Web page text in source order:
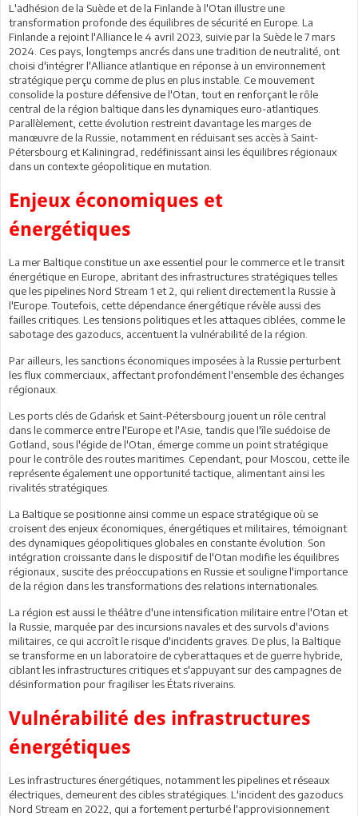
L'adhésion de la Suède et de la Finlande à l'Otan illustre une
transformation profonde des équilibres de sécurité en Europe. La
Finlande a rejoint l'Alliance le 4 avril 2023, suivie par la Suède le 7 mars
2024. Ces pays, longtemps ancrés dans une tradition de neutralité, ont
choisi d'intégrer l'Alliance atlantique en réponse à un environnement
stratégique perçu comme de plus en plus instable. Ce mouvement
consolide la posture défensive de l'Otan, tout en renforçant le rôle
central de la région baltique dans les dynamiques euro-atlantiques.
Parallèlement, cette évolution restreint davantage les marges de
manœuvre de la Russie, notamment en réduisant ses accès à Saint-
Pétersbourg et Kaliningrad, redéfinissant ainsi les équilibres régionaux
dans un contexte géopolitique en mutation.
Enjeux économiques et
énergétiques
La mer Baltique constitue un axe essentiel pour le commerce et le transit
énergétique en Europe, abritant des infrastructures stratégiques telles
que les pipelines Nord Stream 1 et 2, qui relient directement la Russie à
l'Europe. Toutefois, cette dépendance énergétique révèle aussi des
failles critiques. Les tensions politiques et les attaques ciblées, comme le
sabotage des gazoducs, accentuent la vulnérabilité de la région.
Par ailleurs, les sanctions économiques imposées à la Russie perturbent
les flux commerciaux, affectant profondément l'ensemble des échanges
régionaux.
Les ports clés de Gdańsk et Saint-Pétersbourg jouent un rôle central
dans le commerce entre l'Europe et l'Asie, tandis que l'île suédoise de
Gotland, sous l'égide de l'Otan, émerge comme un point stratégique
pour le contrôle des routes maritimes. Cependant, pour Moscou, cette île
représente également une opportunité tactique, alimentant ainsi les
rivalités stratégiques.
La Baltique se positionne ainsi comme un espace stratégique où se
croisent des enjeux économiques, énergétiques et militaires, témoignant
des dynamiques géopolitiques globales en constante évolution. Son
intégration croissante dans le dispositif de l'Otan modifie les équilibres
régionaux, suscite des préoccupations en Russie et souligne l'importance
de la région dans les transformations des relations internationales.
La région est aussi le théâtre d'une intensification militaire entre l'Otan et
la Russie, marquée par des incursions navales et des survols d'avions
militaires, ce qui accroît le risque d'incidents graves. De plus, la Baltique
se transforme en un laboratoire de cyberattaques et de guerre hybride,
ciblant les infrastructures critiques et s'appuyant sur des campagnes de
désinformation pour fragiliser les États riverains.
Vulnérabilité des infrastructures
énergétiques
Les infrastructures énergétiques, notamment les pipelines et réseaux
électriques, demeurent des cibles stratégiques. L'incident des gazoducs
Nord Stream en 2022, qui a fortement perturbé l'approvisionnement